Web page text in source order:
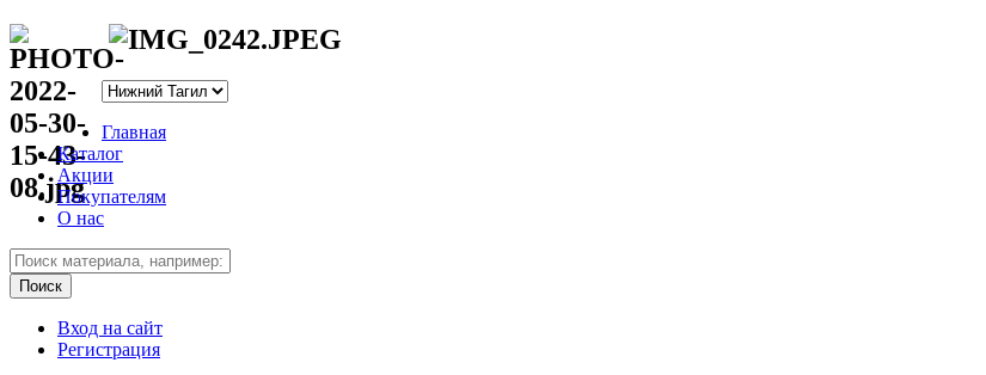
Главная
Каталог
Акции
Покупателям
О нас
Вход на сайт
Регистрация